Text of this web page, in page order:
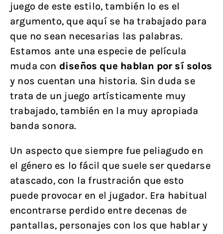
juego de este estilo, también lo es el
argumento, que aquí se ha trabajado para
que no sean necesarias las palabras.
Estamos ante una especie de película
muda con diseños que hablan por sí solos
y nos cuentan una historia. Sin duda se
trata de un juego artísticamente muy
trabajado, también en la muy apropiada
banda sonora.
Un aspecto que siempre fue peliagudo en
el género es lo fácil que suele ser quedarse
atascado, con la frustración que esto
puede provocar en el jugador. Era habitual
encontrarse perdido entre decenas de
pantallas, personajes con los que hablar y